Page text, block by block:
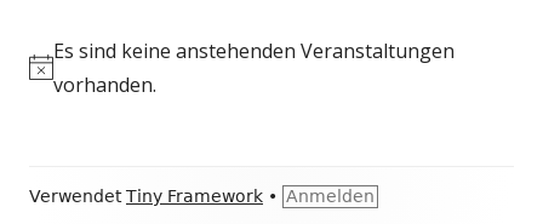
H
w
Es sind keine anstehenden Veranstaltungen
vorhanden.
Footer
VerwendetTiny Framework • Anmelden